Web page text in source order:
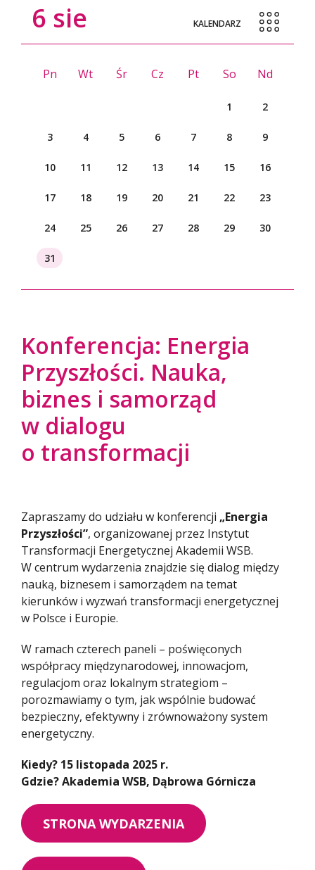
6 sie KALENDARZ
Pn Wt Śr Cz Pt So Nd
1 2
3 4 5 6 7 8 9
10 11 12 13 14 15 16
17 18 19 20 21 22 23
24 25 26 27 28 29 30
31
Konferencja: Energia
Przyszłości. Nauka,
biznes i samorząd
w dialogu
o transformacji
Zapraszamy do udziału w konferencji „Energia
Przyszłości”, organizowanej przez Instytut
Transformacji Energetycznej Akademii WSB.
W centrum wydarzenia znajdzie się dialog między
nauką, biznesem i samorządem na temat
kierunków i wyzwań transformacji energetycznej
w Polsce i Europie.
W ramach czterech paneli – poświęconych
współpracy międzynarodowej, innowacjom,
regulacjom oraz lokalnym strategiom –
porozmawiamy o tym, jak wspólnie budować
bezpieczny, efektywny i zrównoważony system
energetyczny.
Kiedy? 15 listopada 2025 r.
Gdzie? Akademia WSB, Dąbrowa Górnicza
STRONA WYDARZENIA